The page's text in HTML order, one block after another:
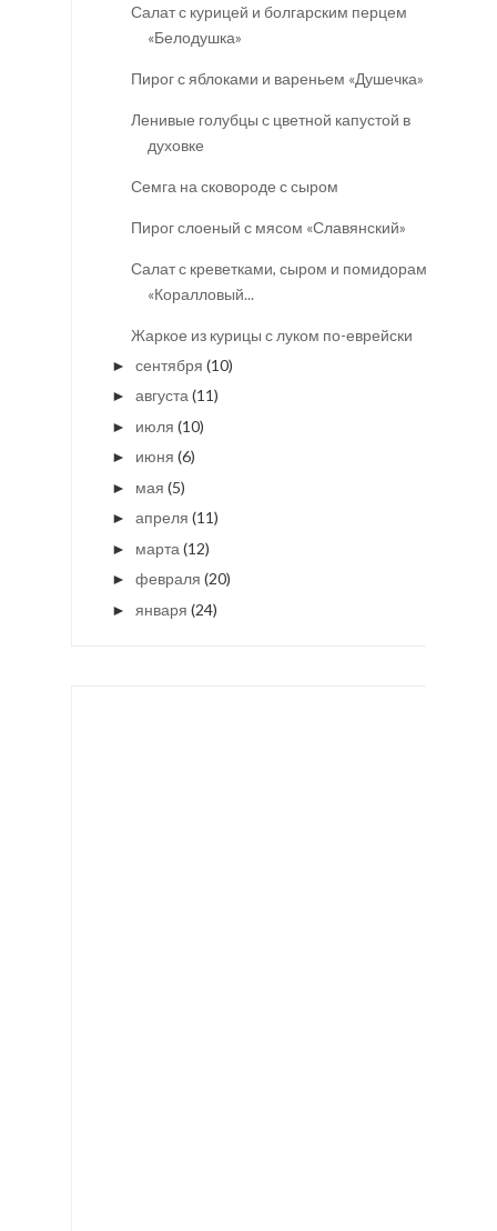
Салат с курицей и болгарским перцем
«Белодушка»
Пирог с яблоками и вареньем «Душечка»
Ленивые голубцы с цветной капустой в
духовке
Семга на сковороде с сыром
Пирог слоеный с мясом «Славянский»
Салат с креветками, сыром и помидорами
«Коралловый...
Жаркое из курицы с луком по-еврейски
► сентября (10)
► августа (11)
► июля (10)
► июня (6)
► мая (5)
► апреля (11)
► марта (12)
► февраля (20)
► января (24)